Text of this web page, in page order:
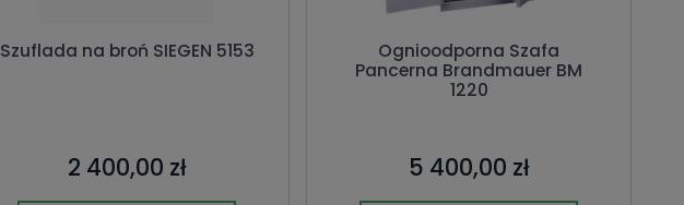
Szuflada na broń SIEGEN 5153
2 400,00 zł
Ognioodporna Szafa
Pancerna Brandmauer BM
1220
5 400,00 zł